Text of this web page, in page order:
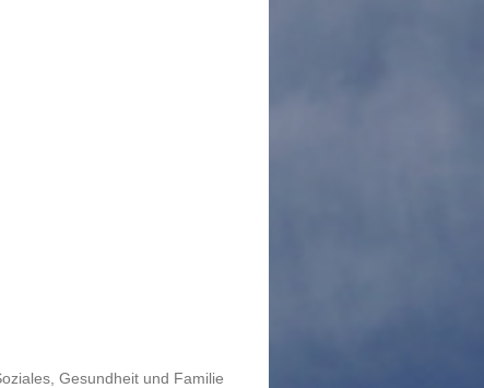
Gesundheit und Familie